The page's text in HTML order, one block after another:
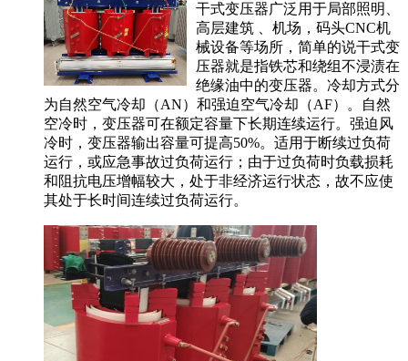
干式变压器广泛用于局部照明、
高层建筑 、机场，码头CNC机
械设备等场所，简单的说干式变
压器就是指铁芯和绕组不浸渍在
绝缘油中的变压器。冷却方式分
为自然空气冷却（AN）和强迫空气冷却（AF）。自然
空冷时，变压器可在额定容量下长期连续运行。强迫风
冷时，变压器输出容量可提高50%。适用于断续过负荷
运行，或应急事故过负荷运行；由于过负荷时负载损耗
和阻抗电压增幅较大，处于非经济运行状态，故不应使
其处于长时间连续过负荷运行。